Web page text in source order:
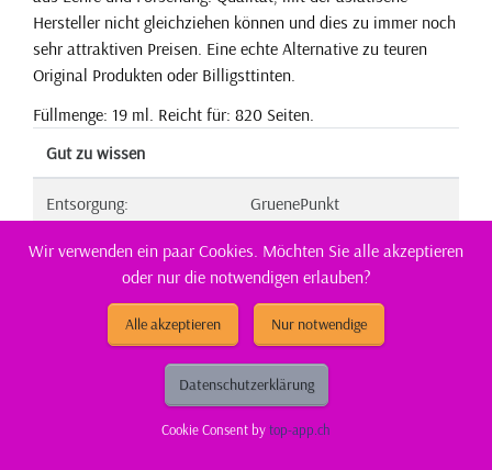
Hersteller nicht gleichziehen können und dies zu immer noch
sehr attraktiven Preisen. Eine echte Alternative zu teuren
Original Produkten oder Billigsttinten.
Füllmenge: 19 ml. Reicht für: 820 Seiten.
Gut zu wissen
Entsorgung: GruenePunkt
Entsorgungsorganisation: ElektroG-Zeichen
Füllmenge: XL
Gefahrenhinweis: EUH208-1
Hersteller Adresse:
Tuchorazska 1347, 28201
Cesky Brod, CZ
Wir verwenden ein paar Cookies. Möchten Sie alle akzeptieren
oder nur die notwendigen erlauben?
Alle akzeptieren Nur notwendige
Datenschutzerklärung
Cookie Consent bytop-app.ch